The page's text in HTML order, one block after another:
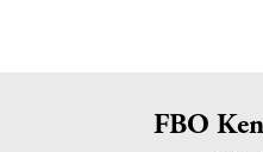
FBO